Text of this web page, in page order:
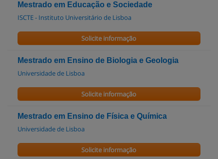
Mestrado em Educação e Sociedade
ISCTE - Instituto Universitário de Lisboa
Solicite informação
Mestrado em Ensino de Biologia e Geologia
Universidade de Lisboa
Solicite informação
Mestrado em Ensino de Física e Química
Universidade de Lisboa
Solicite informação